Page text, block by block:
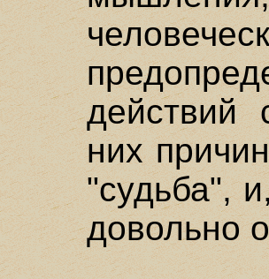
действий
них
"судьба",
довольно